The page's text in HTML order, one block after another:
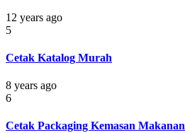
12 years ago
5
Cetak Katalog Murah
8 years ago
6
Cetak Packaging Kemasan Makanan